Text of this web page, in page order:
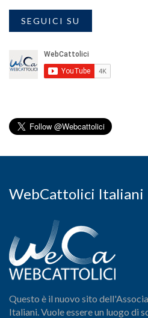
SEGUICI SU
WebCattolici Italiani
Questo è il nuovo sito
Italiani. Vuole essere un luogo di